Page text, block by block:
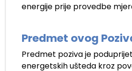
energije prije provedbe
Predmet ovog
Predmet poziva je
energetskih ušteda kroz